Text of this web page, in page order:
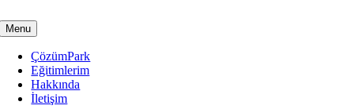
to
content
Menu
ÇözümPark
Eğitimlerim
Hakkında
İletişim